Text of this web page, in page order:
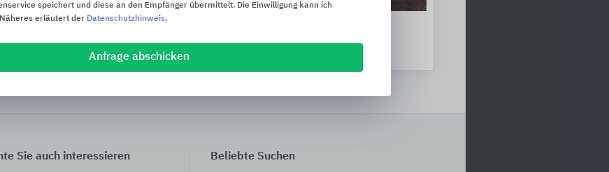
Sie auch interessieren Beliebte Suchen
speichert und diese an den Empfänger übermittelt. Die Einwilligung kann ich
erläutert der Datenschutzhinweis.
Anfrage abschicken